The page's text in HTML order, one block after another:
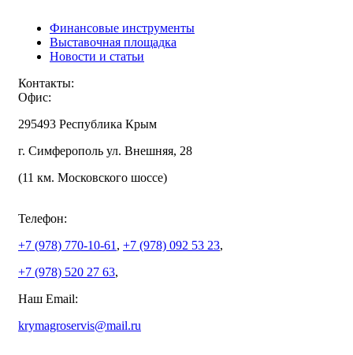
Финансовые инструменты
Выставочная площадка
Новости и статьи
Контакты:
Офис:
295493 Республика Крым
г. Симферополь ул. Внешняя, 28
(11 км. Московского шоссе)
Телефон:
+7 (978) 770-10-61 , +7 (978) 092 53 23,
+7 (978) 520 27 63,
Наш Email:
krymagroservis@mail.ru